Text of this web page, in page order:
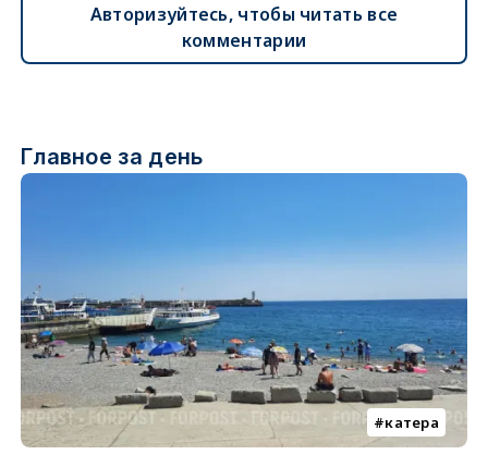
Авторизуйтесь, чтобы читать все
комментарии
Главное за день
катера